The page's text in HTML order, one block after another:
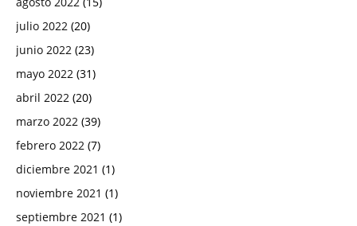
julio 2022 (20)
junio 2022 (23)
mayo 2022 (31)
abril 2022 (20)
marzo 2022 (39)
febrero 2022 (7)
diciembre 2021 (1)
noviembre 2021 (1)
septiembre 2021 (1)